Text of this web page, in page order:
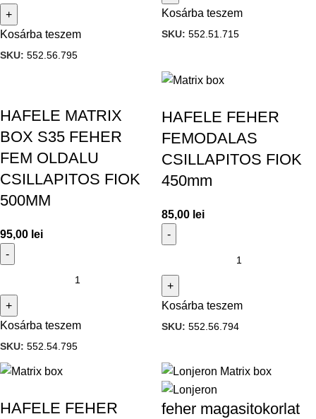
Kosárba teszem
SKU: 552.56.795
Kosárba teszem
SKU: 552.51.715
HAFELE MATRIX
BOX S35 FEHER
FEM OLDALU
CSILLAPITOS FIOK
500MM
95,00 lei
Kosárba teszem
SKU: 552.54.795
HAFELE FEHER
FEMODALAS
CSILLAPITOS FIOK
450mm
85,00 lei
Kosárba teszem
SKU: 552.56.794
HAFELE FEHER
feher magasitokorlat